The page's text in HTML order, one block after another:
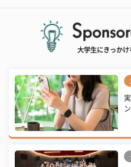
大学生にきっか